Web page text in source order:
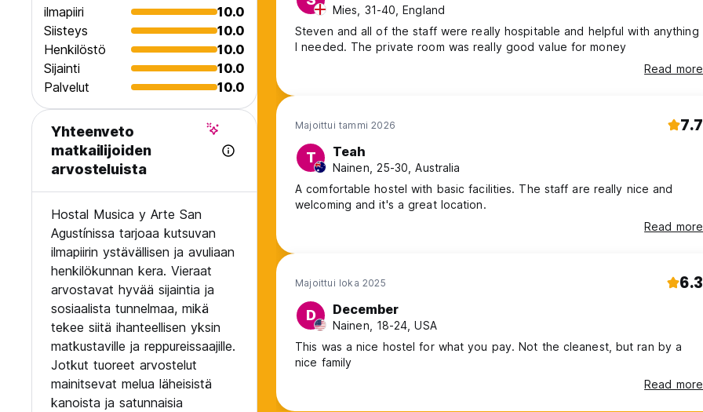
ilmapiiri
10.0
Siisteys
10.0
Henkilöstö
10.0
Sijainti
10.0
Palvelut
10.0
Yhteenveto
matkailijoiden
arvosteluista
Hostal Musica y Arte San
Agustínissa tarjoaa kutsuvan
ilmapiirin ystävällisen ja avuliaan
henkilökunnan kera. Vieraat
arvostavat hyvää sijaintia ja
sosiaalista tunnelmaa, mikä
tekee siitä ihanteellisen yksin
matkustaville ja reppureissaajille.
Jotkut tuoreet arvostelut
mainitsevat melua läheisistä
kanoista ja satunnaisia
Mies, 31-40, England
Steven and all of the staff were really hospitable and helpful with anything
I needed. The private room was really good value for money
Read more
Majoittui tammi 2026 7.7
T Teah
Nainen, 25-30, Australia
A comfortable hostel with basic facilities. The staff are really nice and
welcoming and it's a great location.
Read more
Majoittui loka 2025 6.3
D December
Nainen, 18-24, USA
This was a nice hostel for what you pay. Not the cleanest, but ran by a
nice family
Read more